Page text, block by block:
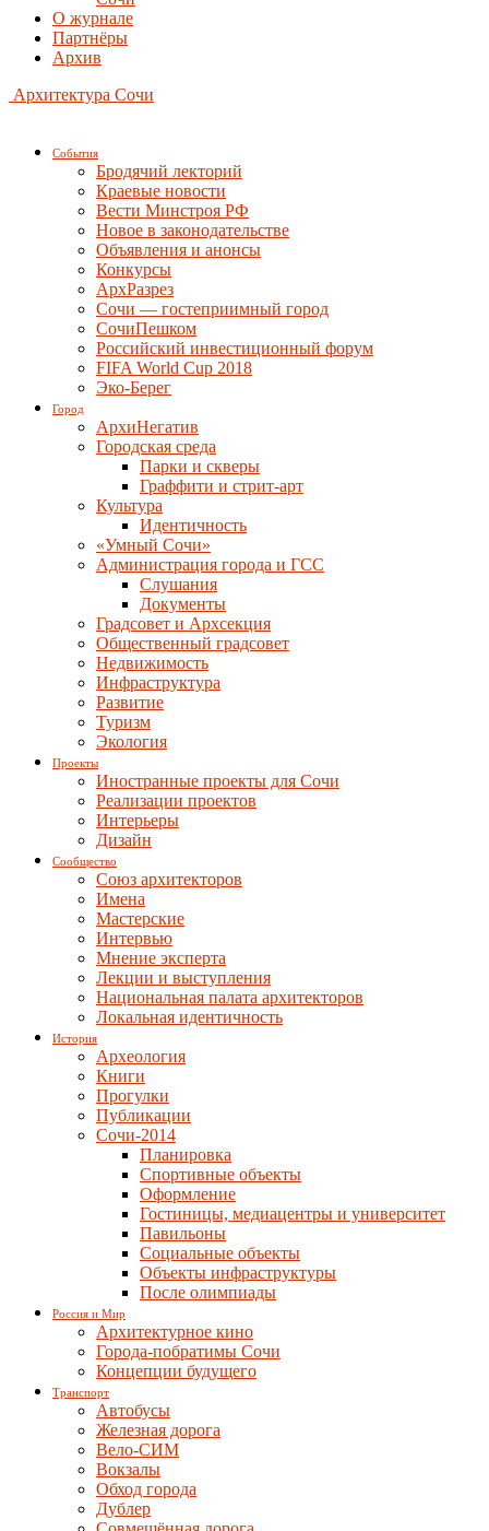
О журнале
Партнёры
Архив
Архитектура Сочи
События
Бродячий лекторий
Краевые новости
Вести Минстроя РФ
Новое в законодательстве
Объявления и анонсы
Конкурсы
АрхРазрез
Сочи — гостеприимный город
СочиПешком
Российский инвестиционный форум
FIFA World Cup 2018
Эко-Берег
Город
АрхиНегатив
Городская среда
Парки и скверы
Граффити и стрит-арт
Культура
Идентичность
«Умный Сочи»
Администрация города и ГСС
Слушания
Документы
Градсовет и Архсекция
Общественный градсовет
Недвижимость
Инфраструктура
Развитие
Туризм
Экология
Проекты
Иностранные проекты для Сочи
Реализации проектов
Интерьеры
Дизайн
Сообщество
Союз архитекторов
Имена
Мастерские
Интервью
Мнение эксперта
Лекции и выступления
Национальная палата архитекторов
Локальная идентичность
История
Археология
Книги
Прогулки
Публикации
Сочи-2014
Планировка
Спортивные объекты
Оформление
Гостиницы, медиацентры и университет
Павильоны
Социальные объекты
Объекты инфраструктуры
После олимпиады
Россия и Мир
Архитектурное кино
Города-побратимы Сочи
Концепции будущего
Транспорт
Автобусы
Железная дорога
Вело-СИМ
Вокзалы
Обход города
Дублер